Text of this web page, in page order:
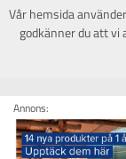
Annons:
Vår hemsida
godkänner du att vi